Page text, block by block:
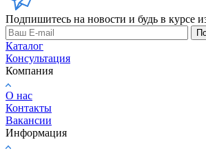
Подпишитесь на новости и будь в курсе
Каталог
Консультация
Компания
О нас
Контакты
Вакансии
Информация